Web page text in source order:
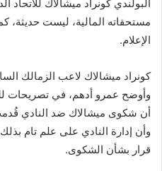
البولندي كونراد ميشالاك للاتحاد
مستحقاته المالية، ليست
الإعلام.
كونراد ميشالاك لاعب الزمالك
وأوضح عمرو أدهم، في تصريحات
أن شكوى ميشالاك ضد النادي
وأن إدارة النادي على علم تام
قرار بشأن الشكوى.